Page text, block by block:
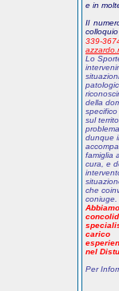
e in
Il
339-
Lo
della
sul
dunque
famiglia
cura, e
che
coniuge.
carico
nel
Per